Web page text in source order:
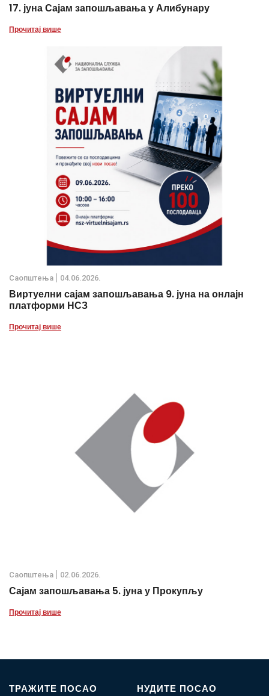
17. јуна Сајам запошљавања у Алибунару
Прочитај више
Саопштења 04.06.2026.
Виртуелни сајам запошљавања 9. јуна на онлајн
платформи НСЗ
Прочитај више
Саопштења 02.06.2026.
Сајам запошљавања 5. јуна у Прокупљу
Прочитај више
ТРАЖИТЕ ПОСАО НУДИТЕ ПОСАО